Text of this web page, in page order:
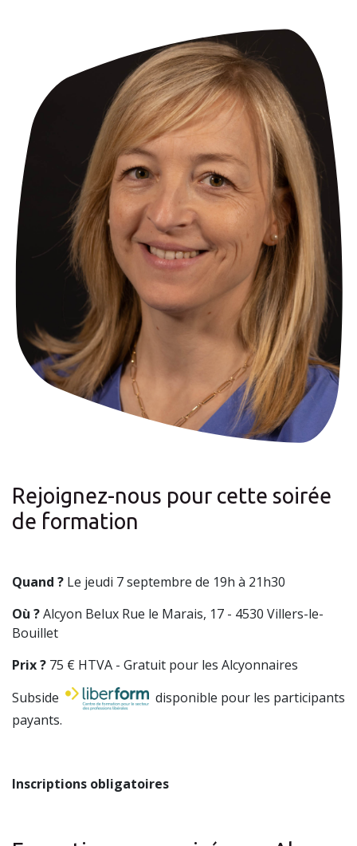
Rejoignez-nous pour cette soirée
de formation
Quand ? Le jeudi 7 septembre de 19h à 21h30
Où ?Alcyon Belux Rue le Marais, 17 - 4530 Villers-le-
Bouillet
Prix ? 75 € HTVA - Gratuit pour les Alcyonnaires
Subside
disponible pour les participants
payants.
Inscriptions obligatoires